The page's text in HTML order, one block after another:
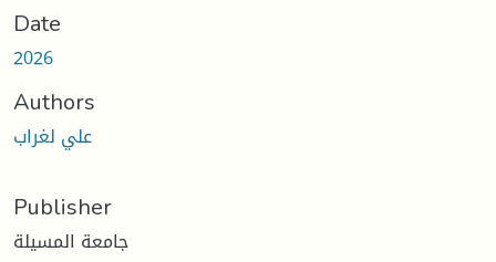
Date
2026
Authors
علي لغراب
Publisher
جامعة المسيلة